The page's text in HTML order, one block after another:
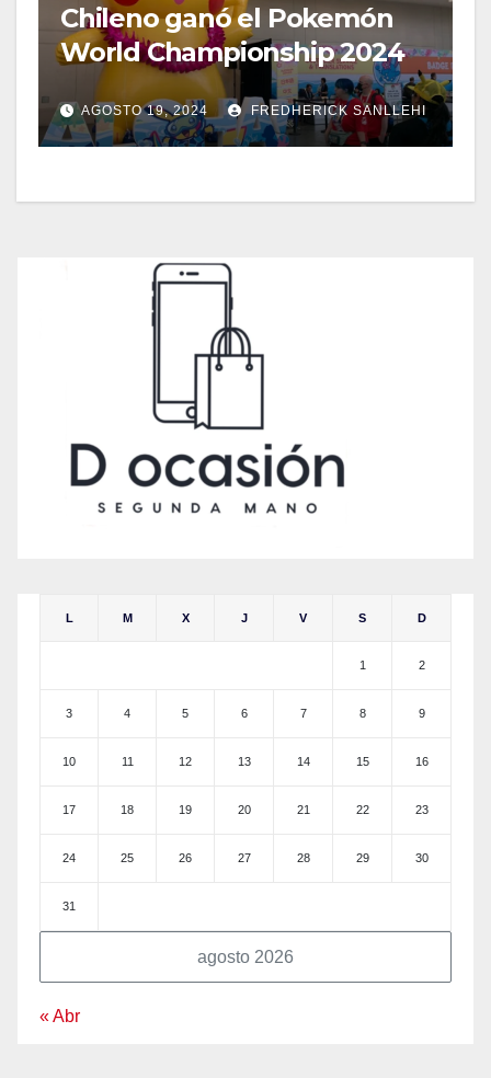
Chileno ganó el Pokemón
World Championship 2024
AGOSTO 19, 2024 FREDHERICK SANLLEHI
agosto 2026
L M X J V S D
1 2
3 4 5 6 7 8 9
10 11 12 13 14 15 16
17 18 19 20 21 22 23
24 25 26 27 28 29 30
31
« Abr